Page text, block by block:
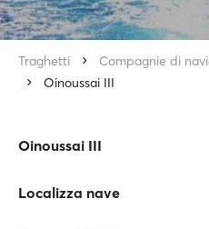
Traghetti Compagnie di
Oinoussai III
Oinoussai III
Localizza nave